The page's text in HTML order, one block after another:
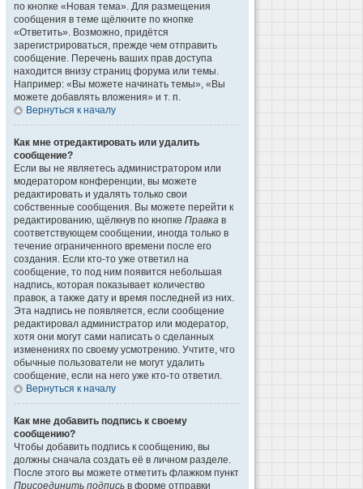
по кнопке «Новая тема». Для размещения
сообщения в теме щёлкните по кнопке
«Ответить». Возможно, придётся
зарегистрироваться, прежде чем отправить
сообщение. Перечень ваших прав доступа
находится внизу страниц форума или темы.
Например: «Вы можете начинать темы», «Вы
можете добавлять вложения» и т. п.
Вернуться к началу
Как мне отредактировать или удалить
сообщение?
Если вы не являетесь администратором или
модератором конференции, вы можете
редактировать и удалять только свои
собственные сообщения. Вы можете перейти к
редактированию, щёлкнув по кнопке Правка в
соответствующем сообщении, иногда только в
течение ограниченного времени после его
создания. Если кто-то уже ответил на
сообщение, то под ним появится небольшая
надпись, которая показывает количество
правок, а также дату и время последней из них.
Эта надпись не появляется, если сообщение
редактировал администратор или модератор,
хотя они могут сами написать о сделанных
изменениях по своему усмотрению. Учтите, что
обычные пользователи не могут удалить
сообщение, если на него уже кто-то ответил.
Вернуться к началу
Как мне добавить подпись к своему
сообщению?
Чтобы добавить подпись к сообщению, вы
должны сначала создать её в личном разделе.
После этого вы можете отметить флажком пункт
Присоединить подпись в форме отправки